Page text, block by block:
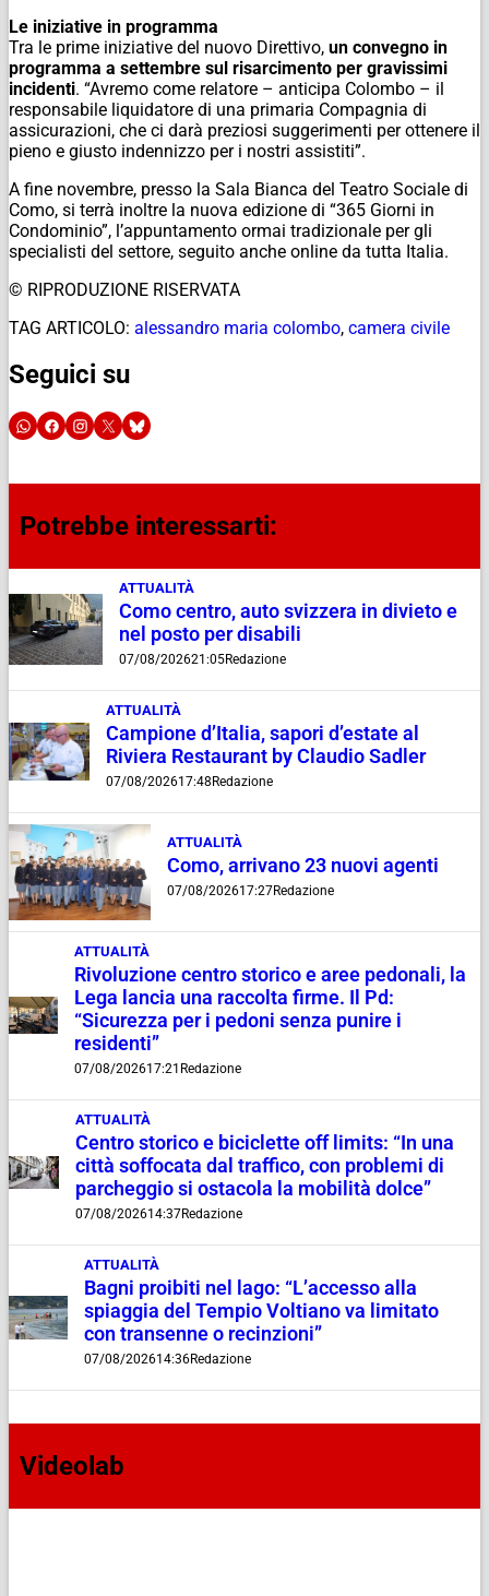
Le iniziative in programma
Tra le prime iniziative del nuovo Direttivo, un convegno in
programma a settembre sul risarcimento per gravissimi
incidenti. “Avremo come relatore – anticipa Colombo – il
responsabile liquidatore di una primaria Compagnia di
assicurazioni, che ci darà preziosi suggerimenti per ottenere il
pieno e giusto indennizzo per i nostri assistiti”.
A fine novembre, presso la Sala Bianca del Teatro Sociale di
Como, si terrà inoltre la nuova edizione di “365 Giorni in
Condominio”, l’appuntamento ormai tradizionale per gli
specialisti del settore, seguito anche online da tutta Italia.
© RIPRODUZIONE RISERVATA
TAG ARTICOLO: alessandro maria colombo, camera civile
Seguici su
Potrebbe interessarti:
ATTUALITÀ
Como centro, auto svizzera in divieto e
nel posto per disabili
07/08/202621:05Redazione
ATTUALITÀ
Campione d’Italia, sapori d’estate al
Riviera Restaurant by Claudio Sadler
07/08/202617:48 Redazione
ATTUALITÀ
Como, arrivano 23 nuovi agenti
07/08/202617:27Redazione
ATTUALITÀ
Rivoluzione centro storico e aree pedonali, la
Lega lancia una raccolta firme. Il Pd:
“Sicurezza per i pedoni senza punire i
residenti”
07/08/202617:21 Redazione
ATTUALITÀ
Centro storico e biciclette off limits: “In una
città soffocata dal traffico, con problemi di
parcheggio si ostacola la mobilità dolce”
07/08/202614:37Redazione
ATTUALITÀ
Bagni proibiti nel lago: “L’accesso alla
spiaggia del Tempio Voltiano va limitato
con transenne o recinzioni”
07/08/202614:36Redazione
Videolab